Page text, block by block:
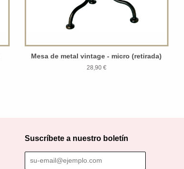
Mesa de metal vintage - micro (retirada)
28,90 €
Suscríbete a nuestro boletín